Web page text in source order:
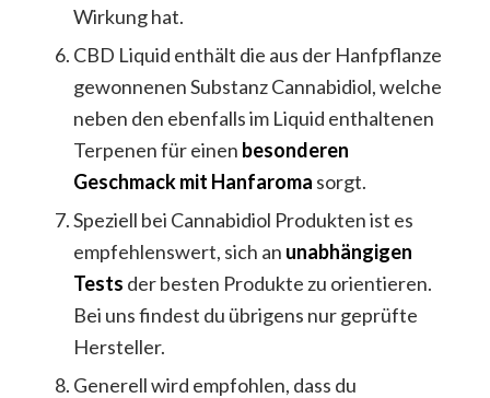
Wirkung hat.
CBD Liquid enthält die aus der Hanfpflanze
gewonnenen Substanz Cannabidiol, welche
neben den ebenfalls im Liquid enthaltenen
Terpenen für einen besonderen
Geschmack mit Hanfaroma sorgt.
Speziell bei Cannabidiol Produkten ist es
empfehlenswert, sich an unabhängigen
Tests der besten Produkte zu orientieren.
Bei uns findest du übrigens nur geprüfte
Hersteller.
Generell wird empfohlen, dass du